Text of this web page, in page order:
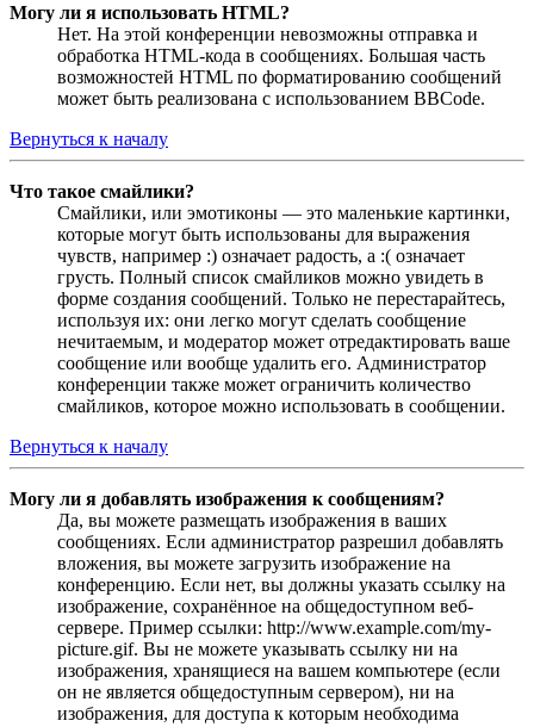
Могу ли я использовать HTML?
Нет. На этой конференции невозможны отправка и
обработка HTML-кода в сообщениях. Большая часть
возможностей HTML по форматированию сообщений
может быть реализована с использованием BBCode.
Вернуться к началу
Что такое смайлики?
Смайлики, или эмотиконы — это маленькие картинки,
которые могут быть использованы для выражения
чувств, например :) означает радость, а :( означает
грусть. Полный список смайликов можно увидеть в
форме создания сообщений. Только не перестарайтесь,
используя их: они легко могут сделать сообщение
нечитаемым, и модератор может отредактировать ваше
сообщение или вообще удалить его. Администратор
конференции также может ограничить количество
смайликов, которое можно использовать в сообщении.
Вернуться к началу
Могу ли я добавлять изображения к сообщениям?
Да, вы можете размещать изображения в ваших
сообщениях. Если администратор разрешил добавлять
вложения, вы можете загрузить изображение на
конференцию. Если нет, вы должны указать ссылку на
изображение, сохранённое на общедоступном веб-
сервере. Пример ссылки: http://www.example.com/my-
picture.gif. Вы не можете указывать ссылку ни на
изображения, хранящиеся на вашем компьютере (если
он не является общедоступным сервером), ни на
изображения, для доступа к которым необходима